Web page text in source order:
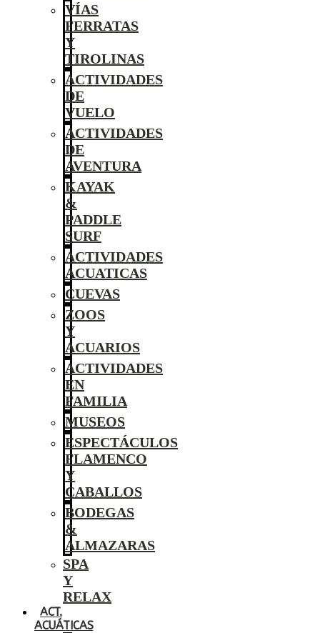
VÍAS
FERRATAS
Y
TIROLINAS
ACTIVIDADES
DE
VUELO
ACTIVIDADES
DE
AVENTURA
KAYAK
&
PADDLE
SURF
ACTIVIDADES
ACUATICAS
CUEVAS
ZOOS
Y
ACUARIOS
ACTIVIDADES
EN
FAMILIA
MUSEOS
ESPECTÁCULOS
FLAMENCO
Y
CABALLOS
BODEGAS
&
ALMAZARAS
SPA
Y
RELAX
ACT.
ACUÁTICAS